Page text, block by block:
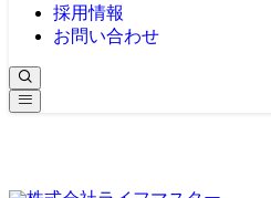
採用情報
お問い合わせ